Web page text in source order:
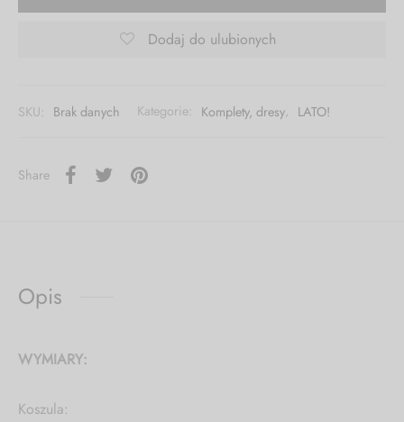
Dodaj do ulubionych
SKU: Brak danych Kategorie: Komplety, dresy, LATO!
Share
Opis
WYMIARY:
Koszula: